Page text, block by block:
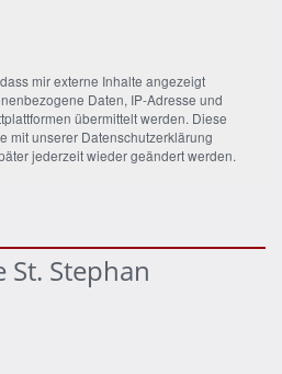
mir externe Inhalte angezeigt
Daten, IP-Adresse und
übermittelt werden. Diese
mit unserer Datenschutzerklärung
jederzeit wieder geändert werden.
St. Stephan